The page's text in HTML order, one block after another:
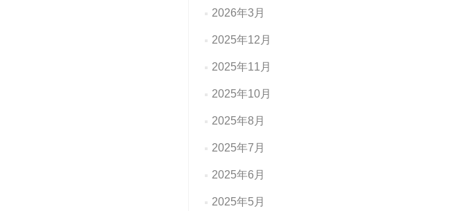
2026年3月
2025年12月
2025年11月
2025年10月
2025年8月
2025年7月
2025年6月
2025年5月